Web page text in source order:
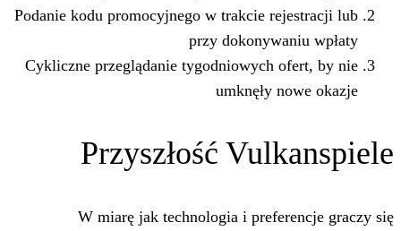
Podanie kodu promocyjnego w trakcie
przy
Cykliczne przeglądanie tygodniowych
umknęły
Przyszłość
W miarę jak technologia i